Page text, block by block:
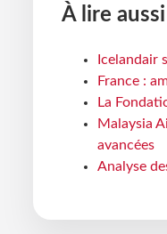
À lire aussi
Icelandair
France :
La
Malaysia
avancées
Analyse